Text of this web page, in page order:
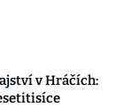
v Hráčích: